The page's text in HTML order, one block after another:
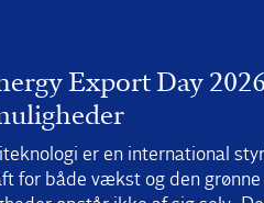
Export Day
er en international
for både vækst og den